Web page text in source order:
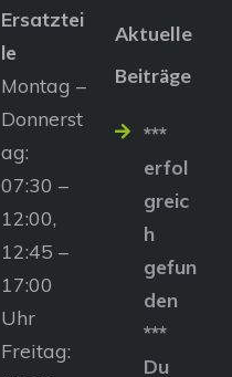
Ersatztei
le
Montag –
Donnerst
ag:
07:30 –
12:00,
12:45 –
17:00
Uhr
Freitag:
Aktuelle
Beiträge
***
erfol
greic
h
gefun
den
***
Du